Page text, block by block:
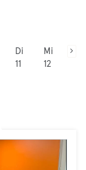
Di
11
Mi
12